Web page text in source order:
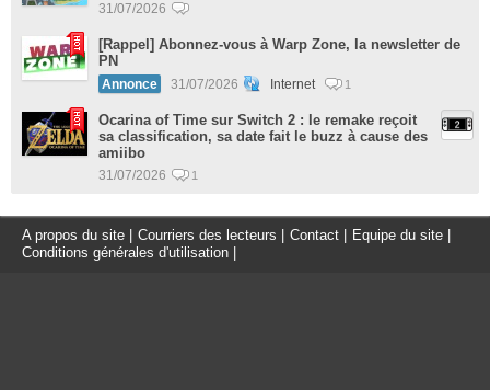
31/07/2026
[Rappel] Abonnez-vous à Warp Zone, la newsletter de
PN
Annonce 31/07/2026 Internet 1
Ocarina of Time sur Switch 2 : le remake reçoit
sa classification, sa date fait le buzz à cause des
amiibo
31/07/2026 1
A propos du site Courriers des lecteurs Contact Equipe du site
Conditions générales d'utilisation